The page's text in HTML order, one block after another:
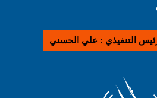
التنفيذي : علي الحسني